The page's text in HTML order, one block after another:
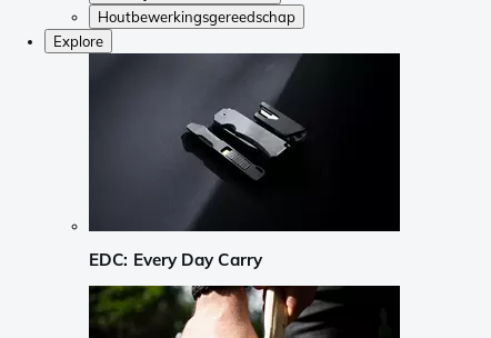
Houtbewerkingsgereedschap
Explore
EDC: Every Day Carry